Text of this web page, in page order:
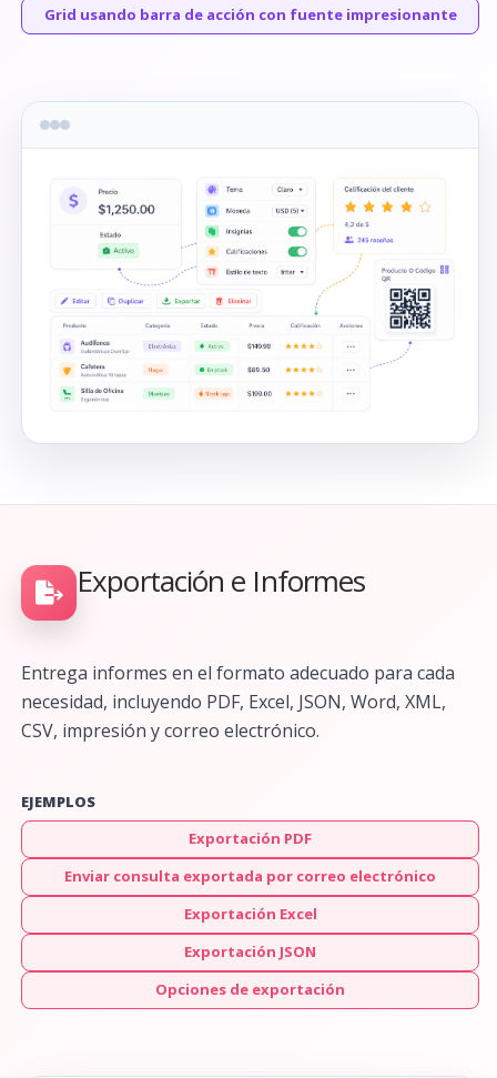
Grid usando barra de acción con fuente impresionante
Exportación e Informes
Entrega informes en el formato adecuado para cada
necesidad, incluyendo PDF, Excel, JSON, Word, XML,
CSV, impresión y correo electrónico.
EJEMPLOS
Exportación PDF
Enviar consulta exportada por correo electrónico
Exportación Excel
Exportación JSON
Opciones de exportación